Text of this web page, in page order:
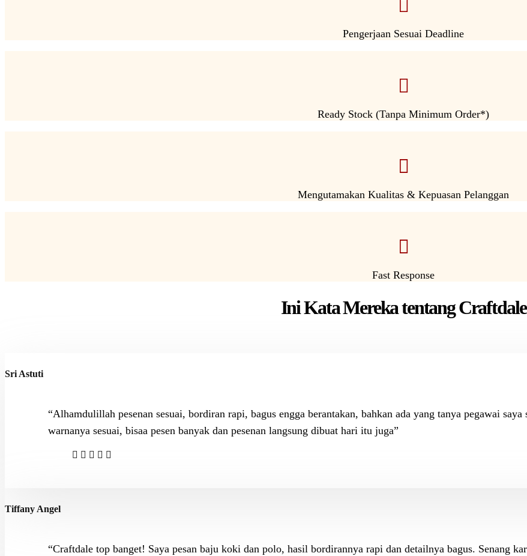
Pengerjaan Sesuai Deadline
Ready Stock (Tanpa Minimum Order*)
Mengutamakan Kualitas & Kepuasan Pelanggan
Fast Response
Ini Kata Mereka tentang Craftdale
Sri Astuti
“Alhamdulillah pesenan sesuai, bordiran rapi, bagus engga berantakan, bahkan ada yang tanya pegawai
warnanya sesuai, bisaa pesen banyak dan pesenan langsung dibuat hari itu juga”
Tiffany Angel
“Craftdale top banget! Saya pesan baju koki dan polo, hasil bordirannya rapi dan detailnya bagus. Senang